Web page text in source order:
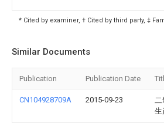
* Cited by examiner, † Cited by third party, ‡
Similar Documents
Publication Publication Date
CN104928709A 2015-09-23
二
生